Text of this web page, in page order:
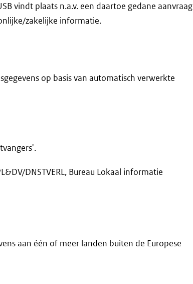
vindt plaats n.a.v. een daartoe gedane aanvraag
zakelijke informatie.
op basis van automatisch verwerkte
DNSTVERL, Bureau Lokaal informatie
aan één of meer landen buiten de Europese